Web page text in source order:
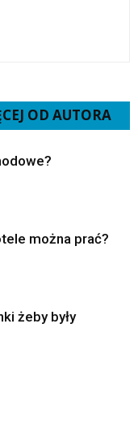
OD AUTORA
można prać?
żeby były